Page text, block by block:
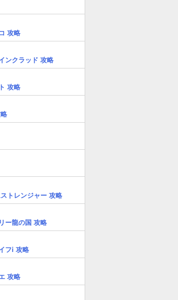
攻略
ンクラッド 攻略
攻略
トレンジャー 攻略
ー龍の国 攻略
フi 攻略
攻略